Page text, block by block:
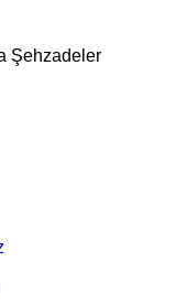
Şehzadeler